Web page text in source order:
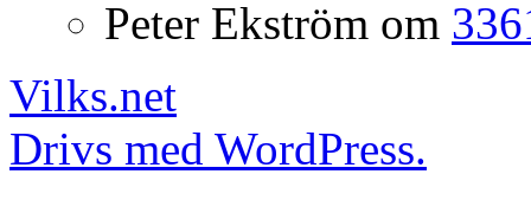
Peter Ekström om
Vilks.net
Drivs med WordPress.